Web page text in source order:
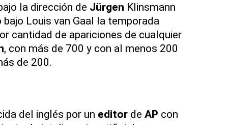
la dirección de Jürgen Klinsmann
Louis van Gaal la temporada
cantidad de apariciones de cualquier
, con más de 700 y con al menos 200
de 200.
del inglés por un editorde AP con